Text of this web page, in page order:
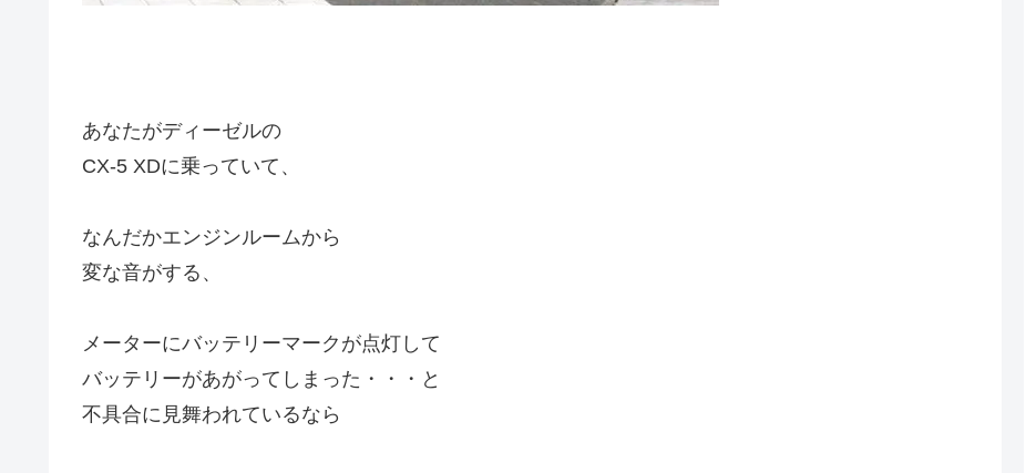
あなたがディーゼルの
CX-5 XDに乗っていて、
なんだかエンジンルームから
変な音がする、
メーターにバッテリーマークが点灯して
バッテリーがあがってしまった・・・と
不具合に見舞われているなら